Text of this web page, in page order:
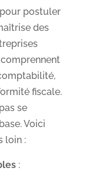
postuler
des
fiscale.
se
Voici
loin :
: